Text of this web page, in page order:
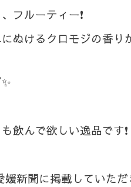
フルーティー❗
ぬけるクロモジの香り
飲んで欲しい逸品です❗
媛新聞に掲載していた